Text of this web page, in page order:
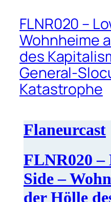
FLNR020 –
Wohnheime
des
General-
Katastrophe